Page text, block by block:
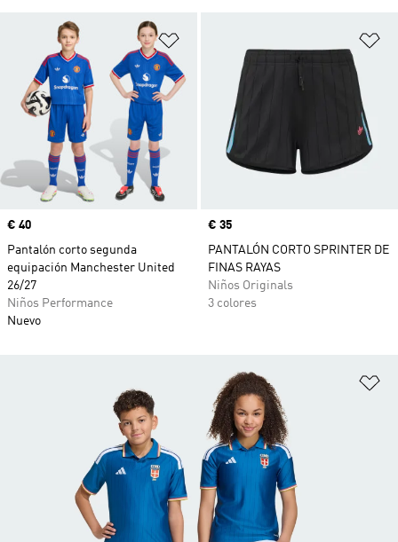
Precio
€ 40
Pantalón corto segunda
equipación Manchester United
26/27
Niños Performance
Nuevo
Precio
€ 35
PANTALÓN CORTO SPRINTER DE
FINAS RAYAS
Niños Originals
3 colores